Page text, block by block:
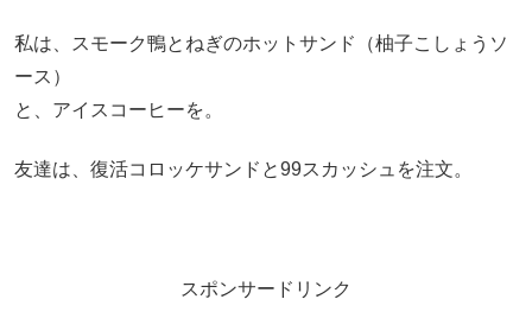
私は、スモーク鴨とねぎのホットサンド（柚子こしょうソ
ース）
と、アイスコーヒーを。
友達は、復活コロッケサンドと99スカッシュを注文。
スポンサードリンク